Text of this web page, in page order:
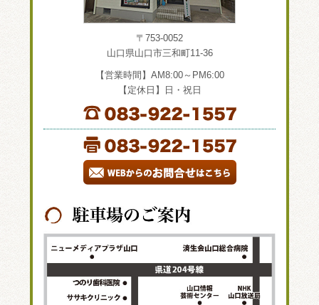
〒753-0052
山口県山口市三和町11-36
【営業時間】AM8:00～PM6:00
【定休日】日・祝日